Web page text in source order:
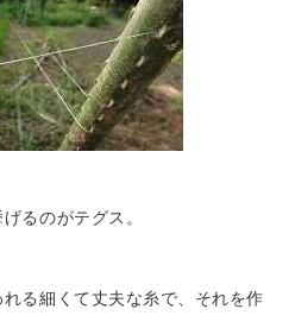
るのがテグス。
る細くて丈夫な糸で、それを作